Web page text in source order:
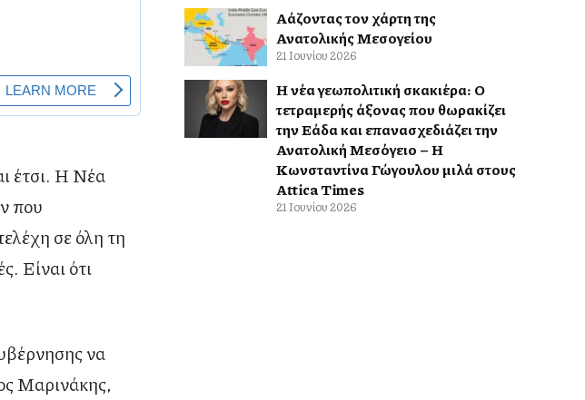
έτσι. Η Νέα
που
σε όλη τη
Είναι ότι
να
Μαρινάκης,
Αλλάζοντας τον χάρτη της
Ανατολικής Μεσογείου
21 Ιουνίου 2026
Η νέα γεωπολιτική σκακιέρα: Ο
τετραμερής άξονας που θωρακίζει
την Ελλάδα και επανασχεδιάζει την
Ανατολική Μεσόγειο – Η
Κωνσταντίνα Γώγουλου μιλά στους
Attica Times
21 Ιουνίου 2026